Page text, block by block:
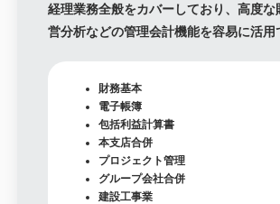
経理業務全般をカバーしており、高度な
営分析などの管理会計機能を容易に活用
財務基本
電子帳簿
包括利益計算書
本支店合併
プロジェクト管理
グループ会社合併
建設工事業